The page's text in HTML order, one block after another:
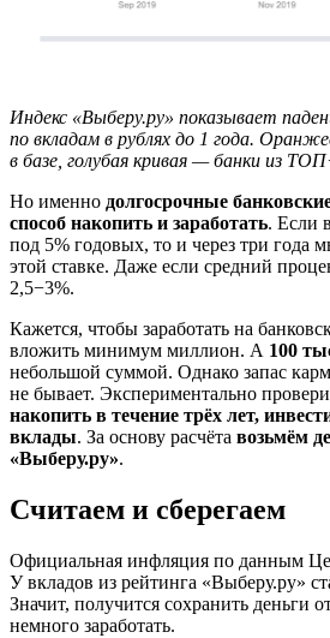
Индекс «Выберу.ру» показывает
по вкладам в рублях до 1 года.
в базе, голубая кривая — банки из
Но именно долгосрочные
способ накопить и заработать. Если
под 5% годовых, то и через три года
этой ставке. Даже если средний
2,5−3%.
Кажется, чтобы заработать на
вложить минимум миллион. А 100
небольшой суммой. Однако запас
не бывает. Экспериментально
накопить в течение трёх лет,
вклады. За основу расчёта возьмём
«Выберу.ру».
Считаем и сберегаем
Официальная инфляция по данным
У вкладов из рейтинга «Выберу.ру»
Значит, получится сохранить деньги
немного заработать.